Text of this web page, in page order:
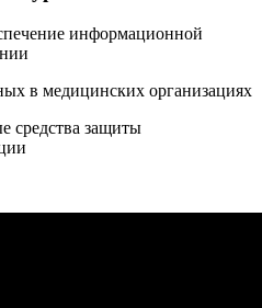
информационной
в медицинских организациях
средства защиты